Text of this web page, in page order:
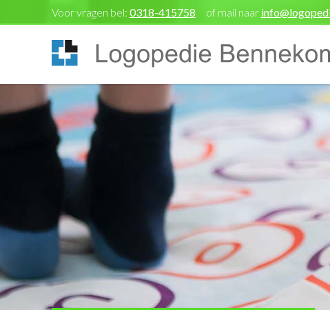
Voor vragen bel: 0318-415758 of mail naar